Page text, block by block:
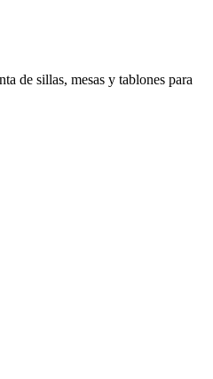
de sillas, mesas y tablones para